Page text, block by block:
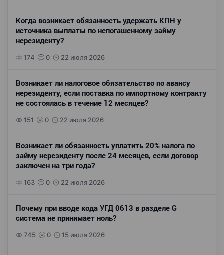
Когда возникает обязанность удержать КПН у
источника выплаты по непогашенному займу
нерезиденту?
174 0 22 июля 2026
Возникает ли налоговое обязательство по авансу
нерезиденту, если поставка по импортному контракту
не состоялась в течение 12 месяцев?
151 0 22 июля 2026
Возникает ли обязанность уплатить 20% налога по
займу нерезиденту после 24 месяцев, если договор
заключен на три года?
163 0 22 июля 2026
Почему при вводе кода УГД 0613 в разделе G
система не принимает ноль?
745 0 15 июля 2026